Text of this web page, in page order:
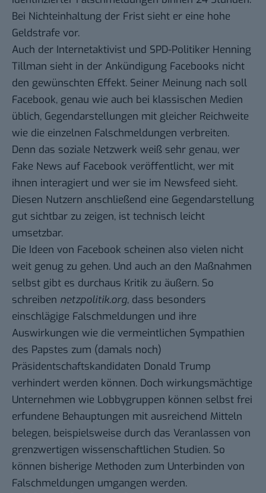
Bei Nichteinhaltung der Frist sieht er eine hohe
Geldstrafe vor.
Auch der Internetaktivist und SPD-Politiker Henning
Tillman sieht in der Ankündigung Facebooks nicht
den gewünschten Effekt. Seiner Meinung nach soll
Facebook, genau wie auch bei klassischen Medien
üblich, Gegendarstellungen mit gleicher Reichweite
wie die einzelnen Falschmeldungen verbreiten.
Denn das soziale Netzwerk weiß sehr genau, wer
Fake News auf Facebook veröffentlicht, wer mit
ihnen interagiert und wer sie im Newsfeed sieht.
Diesen Nutzern anschließend eine Gegendarstellung
gut sichtbar zu zeigen, ist technisch leicht
umsetzbar.
Die Ideen von Facebook scheinen also vielen nicht
weit genug zu gehen. Und auch an den Maßnahmen
selbst gibt es durchaus Kritik zu äußern. So
schreiben netzpolitik.org, dass besonders
einschlägige Falschmeldungen und ihre
Auswirkungen wie die vermeintlichen Sympathien
des Papstes zum (damals noch)
Präsidentschaftskandidaten Donald Trump
verhindert werden können. Doch wirkungsmächtige
Unternehmen wie Lobbygruppen können selbst frei
erfundene Behauptungen mit ausreichend Mitteln
belegen, beispielsweise durch das Veranlassen von
grenzwertigen wissenschaftlichen Studien. So
können bisherige Methoden zum Unterbinden von
Falschmeldungen umgangen werden.